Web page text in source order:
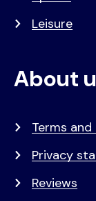
Leisure
About
Terms
Privacy
Reviews